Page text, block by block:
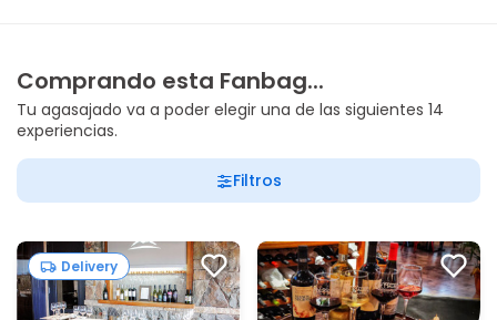
Comprando esta Fanbag...
Tu agasajado va a poder elegir una de las siguientes 14
experiencias.
Filtros
Delivery